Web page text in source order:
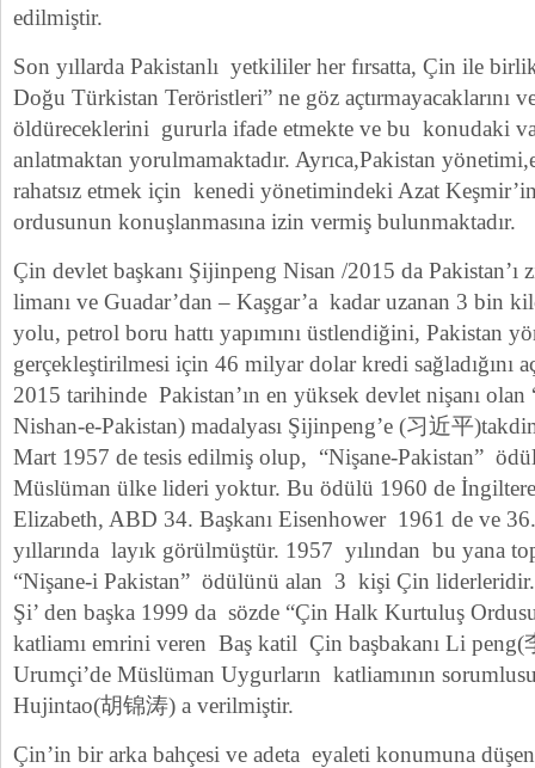
edilmiştir.
Son yıllarda Pakistanlı yetkililer her fırsatta, Çin ile
Doğu Türkistan Teröristleri” ne göz açtırmayacaklarını
öldüreceklerini gururla ifade etmekte ve bu konudaki
anlatmaktan yorulmamaktadır. Ayrıca,Pakistan
rahatsız etmek için kenedi yönetimindeki Azat
ordusunun konuşlanmasına izin vermiş bulunmaktadır.
Çin devlet başkanı Şijinpeng Nisan /2015 da Pakistan’ı
limanı ve Guadar’dan – Kaşgar’a kadar uzanan 3 bin
yolu, petrol boru hattı yapımını üstlendiğini, Pakistan
gerçekleştirilmesi için 46 milyar dolar kredi sağladığını
2015 tarihinde Pakistan’ın en yüksek devlet nişanı olan
Nishan-e-Pakistan) madalyası Şijinpeng’e (习近平
Mart 1957 de tesis edilmiş olup, “Nişane-Pakistan”
Müslüman ülke lideri yoktur. Bu ödülü 1960 de
Elizabeth, ABD 34. Başkanı Eisenhower 1961 de ve
yıllarında layık görülmüştür. 1957 yılından bu yana
“Nişane-i Pakistan” ödülünü alan 3 kişi Çin
Şi’ den başka 1999 da sözde “Çin Halk Kurtuluş
katliamı emrini veren Baş katil Çin başbakanı Li peng(
Urumçi’de Müslüman Uygurların katliamının
Hujintao(胡锦涛) a verilmiştir.
Çin’in bir arka bahçesi ve adeta eyaleti konumuna